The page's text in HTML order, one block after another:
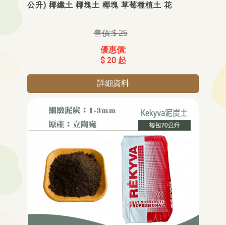
公升) 椰纖土 椰塊土 椰塊 草莓種植土 花
$ 25
$ 20 起
詳細資料